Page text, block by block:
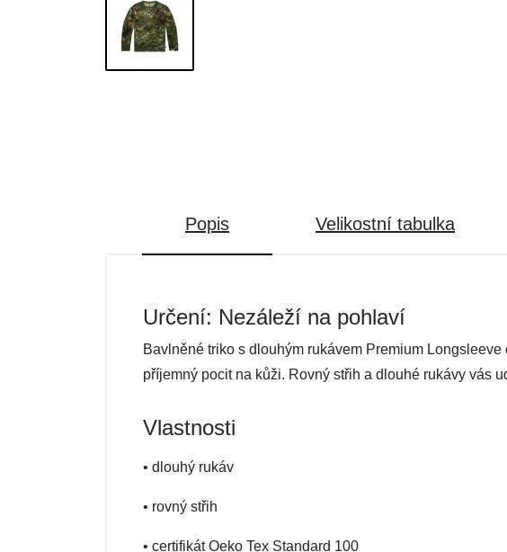
Popis Velikostní tabulka
Určení: Nezáleží na pohlaví
Bavlněné triko s dlouhým rukávem Premium
příjemný pocit na kůži. Rovný střih a dlouhé rukávy vás
Vlastnosti
• dlouhý rukáv
• rovný střih
• certifikát Oeko Tex Standard 100